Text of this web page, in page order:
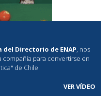
Directorio de ENAP, nos
compañía para convertirse en
de Chile.
VER VÍDEO